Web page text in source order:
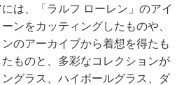
は、「ラルフ ローレン」のアイ
ンをカッティングしたものや、
のアーカイブから着想を得たも
ものと、多彩なコレクションが
グラス、ハイボールグラス、ダ